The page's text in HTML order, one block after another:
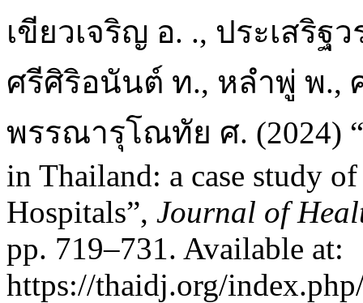
เขียวเจริญ อ. ., ประเสริ
ศรีศิริอนันต์ ท., หลำพู่ พ.,
พรรณารุโณทัย ศ. (2024)
in Thailand: a case study
Hospitals”, Journal of
pp. 719–731. Available at:
https://thaidj.org/